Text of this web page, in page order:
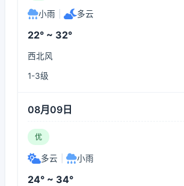
小雨 多云
22° ~ 32°
西北风
1-3级
08月09日
优
多云 小雨
24° ~ 34°